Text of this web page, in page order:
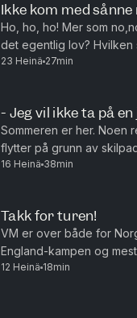
Ikke kom med
Ho, ho, ho! Mer som
det egentlig lov? Hvilken sunn matrett vil du egentlig at skal smake
wienerbrød? Og kan
23 Heinä 27min
- Jeg vil ikke ta på
Sommeren er her. Noen
flytter på grunn av
16 Heinä 38min
Takk for turen!
VM er over både for
England-kampen og
12 Heinä 18min